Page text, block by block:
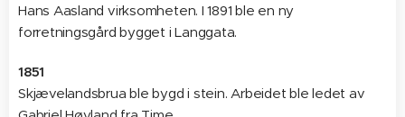
Hans Aasland virksomheten. I 1891 ble en ny
forretningsgård bygget i Langgata.
1851
Skjævelandsbrua ble bygd i stein. Arbeidet ble ledet av